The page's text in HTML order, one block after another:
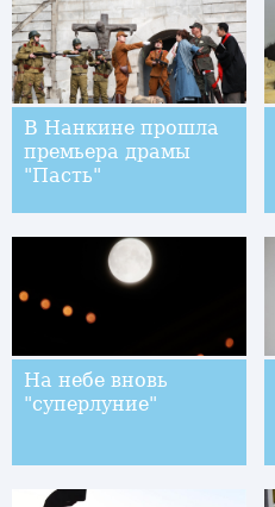
В Нанкине прошла
премьера драмы
"Пасть"
На небе вновь
"суперлуние"